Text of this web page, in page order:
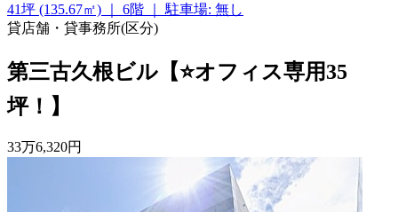
41坪 (135.67㎡)
6階
駐車場: 無し
貸店舗・貸事務所(区分)
第三古久根ビル【⭐オフィス専用35
坪！】
33万6,320円